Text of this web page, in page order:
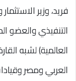
فريد، وزير
التنفيذي والعضو
العالمية) لشبه
العربي ومصر